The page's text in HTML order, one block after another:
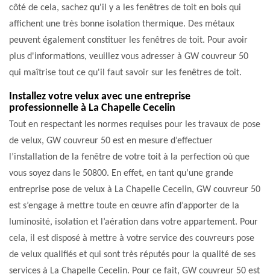
côté de cela, sachez qu'il y a les fenêtres de toit en bois qui
affichent une très bonne isolation thermique. Des métaux
peuvent également constituer les fenêtres de toit. Pour avoir
plus d'informations, veuillez vous adresser à GW couvreur 50
qui maîtrise tout ce qu'il faut savoir sur les fenêtres de toit.
Installez votre velux avec une entreprise
professionnelle à La Chapelle Cecelin
Tout en respectant les normes requises pour les travaux de pose
de velux, GW couvreur 50 est en mesure d’effectuer
l’installation de la fenêtre de votre toit à la perfection où que
vous soyez dans le 50800. En effet, en tant qu’une grande
entreprise pose de velux à La Chapelle Cecelin, GW couvreur 50
est s’engage à mettre toute en œuvre afin d’apporter de la
luminosité, isolation et l’aération dans votre appartement. Pour
cela, il est disposé à mettre à votre service des couvreurs pose
de velux qualifiés et qui sont très réputés pour la qualité de ses
services à La Chapelle Cecelin. Pour ce fait, GW couvreur 50 est